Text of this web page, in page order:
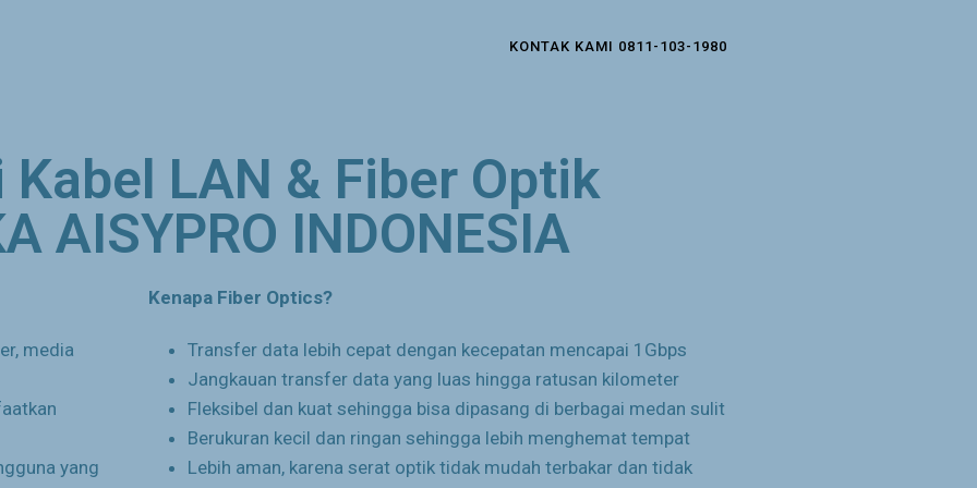
KONTAK KAMI 0811-103-1980
LAN & Fiber Optik
AISYPRO INDONESIA
media
yang
Kenapa Fiber Optics?
Transfer data lebih cepat dengan kecepatan mencapai 1Gbps
Jangkauan transfer data yang luas hingga ratusan kilometer
Fleksibel dan kuat sehingga bisa dipasang di berbagai medan sulit
Berukuran kecil dan ringan sehingga lebih menghemat tempat
Lebih aman, karena serat optik tidak mudah terbakar dan tidak